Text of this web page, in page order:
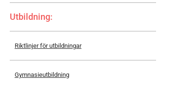
Utbildning
Riktlinjer för utbildningar
Gymnasieutbildning